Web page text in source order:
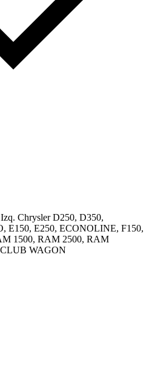
Chrysler D250, D350,
E150, E250, ECONOLINE, F150,
1500, RAM 2500, RAM
WAGON